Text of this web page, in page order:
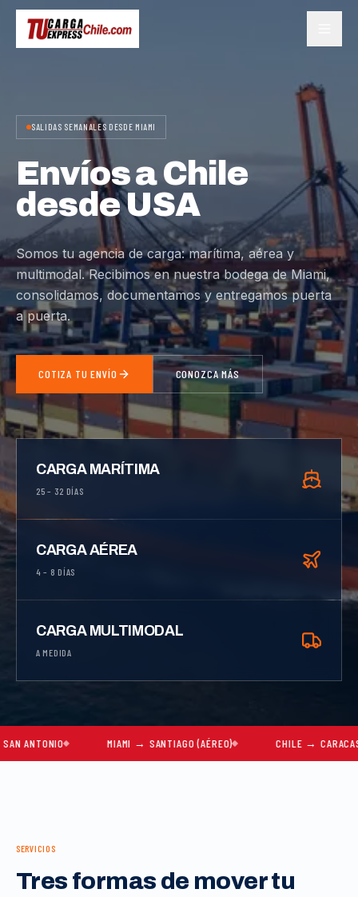
SALIDAS SEMANALES DESDE MIAMI
Envíos a Chile
desde USA
Somos tu agencia de carga: marítima, aérea y
multimodal. Recibimos en nuestra bodega de Miami,
consolidamos, documentamos y entregamos puerta
a puerta.
COTIZA TU ENVÍO CONOZCA MÁS
CARGA MARÍTIMA
25 – 32 DÍAS
CARGA AÉREA
4 – 8 DÍAS
CARGA MULTIMODAL
A MEDIDA
MIAMI → SANTIAGO (AÉREO) CHILE → CARACAS
SERVICIOS
Tres formas de mover tu